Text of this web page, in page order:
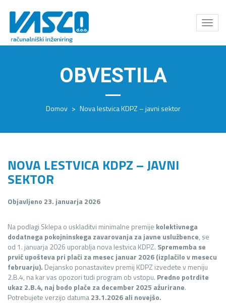
Odpri
meni
OBVESTILA
Domov > Nova lestvica KDPZ – javni sektor
NOVA LESTVICA KDPZ – JAVNI
SEKTOR
Objavljeno 23. januarja 2026
Na podlagi Sklepa o uskladitvi minimalne premije kolektivnega
dodatnega pokojninskega zavarovanja za javne uslužbence, se
od 1. januarja 2026 uporablja nova lestvica KDPZ. Sprememba se
prvič upošteva pri plači za mesec januar 2026 (izplačilo v mesecu
februarju). Dejansko ponastavitev premij KDPZ izvedete v meniju
2.B.4, na kar vas opozori tudi program ob vstopu. Predno potrdite
ukaz 2.B.4, naj bodo plače za december 2025 ažurirane.
Potrebujete verzijo datuma23.1.2026 ali novejšo.